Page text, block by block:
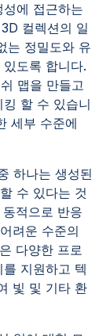
에 접근하는
컬렉션의 일
는 정밀도와 유
도록 합니다.
맵을 만들고
할 수 있습니
세부 수준에
하나는 생성된
수 있다는 것
적으로 반응
려운 수준의
다양한 프로
지원하고 텍
빛 및 기타 환